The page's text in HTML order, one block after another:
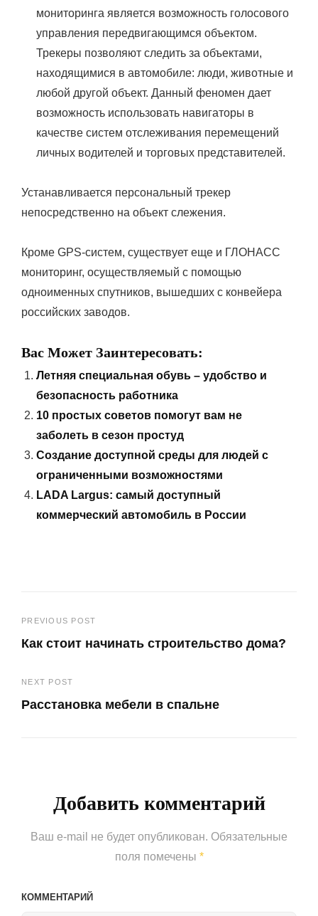
мониторинга является возможность голосового
управления передвигающимся объектом.
Трекеры позволяют следить за объектами,
находящимися в автомобиле: люди, животные и
любой другой объект. Данный феномен дает
возможность использовать навигаторы в
качестве систем отслеживания перемещений
личных водителей и торговых представителей.
Устанавливается персональный трекер
непосредственно на объект слежения.
Кроме GPS-систем, существует еще и ГЛОНАСС
мониторинг, осуществляемый с помощью
одноименных спутников, вышедших с конвейера
российских заводов.
Вас Может Заинтересовать:
Летняя специальная обувь – удобство и
безопасность работника
10 простых советов помогут вам не
заболеть в сезон простуд
Создание доступной среды для людей с
ограниченными возможностями
LADA Largus: самый доступный
коммерческий автомобиль в России
Навигация
по
записям
PREVIOUS POST
Как стоит начинать строительство дома?
Post
NEXT POST
Расстановка мебели в спальне
Добавить комментарий
Ваш e-mail не будет опубликован. Обязательные
поля помечены *
КОММЕНТАРИЙ